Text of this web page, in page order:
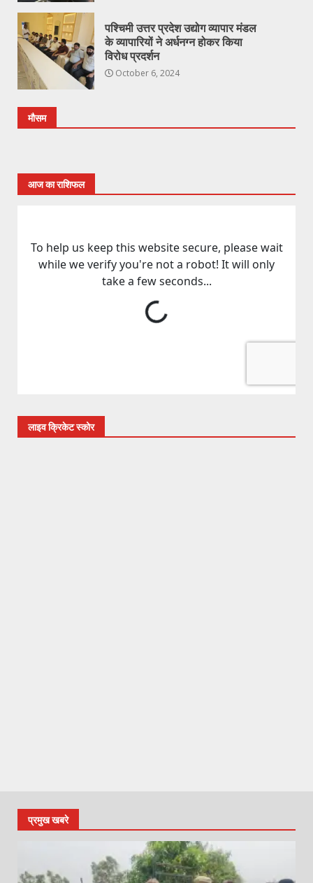
पश्चिमी उत्तर प्रदेश उद्योग व्यापार मंडल
के व्यापारियों ने अर्धनग्न होकर किया
विरोध प्रदर्शन
October 6, 2024
मौसम
आज का राशिफल
लाइव क्रिकेट स्कोर
प्रमुख खबरे